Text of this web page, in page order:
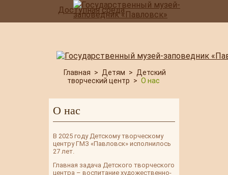
Доступная среда
Главная > Детям > Детский
творческий центр > О нас
О нас
В 2025 году Детскому творческому
центру ГМЗ «Павловск» исполнилось
27 лет.
Главная задача Детского творческого
центра – воспитание художественно-